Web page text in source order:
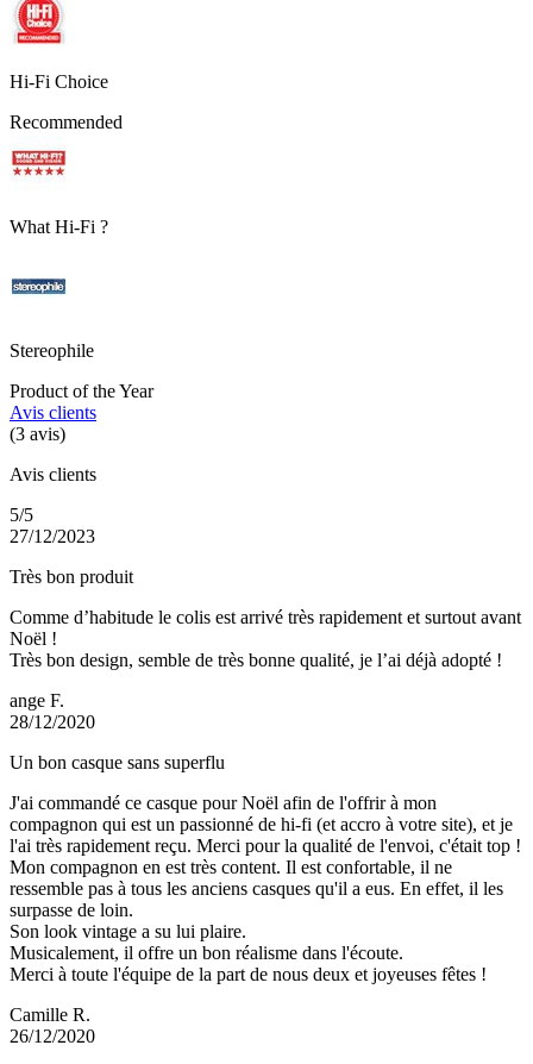
Hi-Fi Choice
Recommended
What Hi-Fi ?
Stereophile
Product of the Year
Avis clients
(3 avis)
Avis clients
5/5
27/12/2023
Très bon produit
Comme d’habitude le colis est arrivé très rapidement et surtout avant
Noël !
Très bon design, semble de très bonne qualité, je l’ai déjà adopté !
ange F.
28/12/2020
Un bon casque sans superflu
J'ai commandé ce casque pour Noël afin de l'offrir à mon
compagnon qui est un passionné de hi-fi (et accro à votre site), et je
l'ai très rapidement reçu. Merci pour la qualité de l'envoi, c'était top !
Mon compagnon en est très content. Il est confortable, il ne
ressemble pas à tous les anciens casques qu'il a eus. En effet, il les
surpasse de loin.
Son look vintage a su lui plaire.
Musicalement, il offre un bon réalisme dans l'écoute.
Merci à toute l'équipe de la part de nous deux et joyeuses fêtes !
Camille R.
26/12/2020